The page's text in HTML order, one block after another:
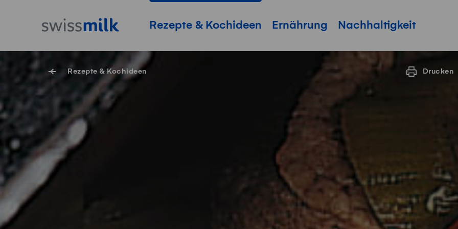
StartseiteHauptnavigation
Rezepte & Kochideen Ernährung Nachhaltigkeit
Rezepte & Kochideen Drucken